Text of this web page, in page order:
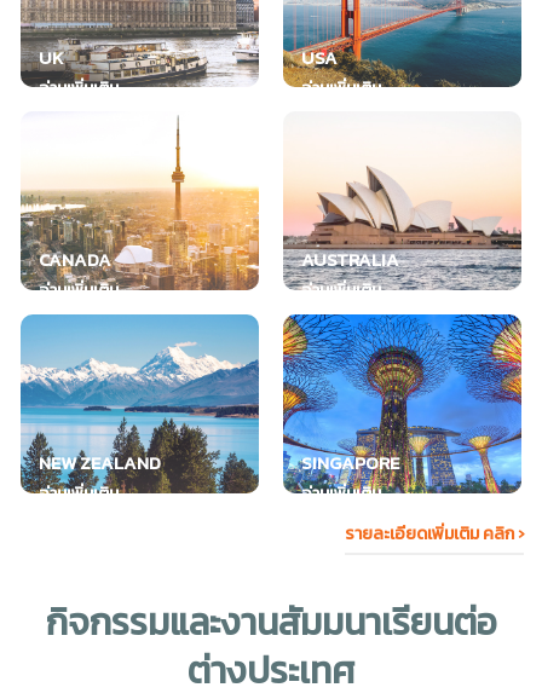
UK
อ่านเพิ่มเติม
USA
อ่านเพิ่มเติม
CANADA
อ่านเพิ่มเติม
AUSTRALIA
อ่านเพิ่มเติม
NEW ZEALAND
อ่านเพิ่มเติม
SINGAPORE
อ่านเพิ่มเติม
รายละเอียดเพิ่มเติม คลิก ›
กิจกรรมและงานสัมมนาเรียนต่อ
ต่างประเทศ